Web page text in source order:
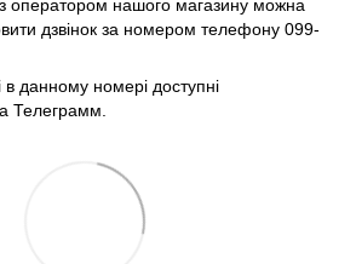
оператором нашого магазину можна
дзвінок за номером телефону 099-
в данному номері доступні
Телеграмм.